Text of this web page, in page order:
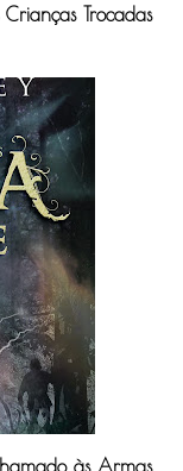
Trocadas
às Armas